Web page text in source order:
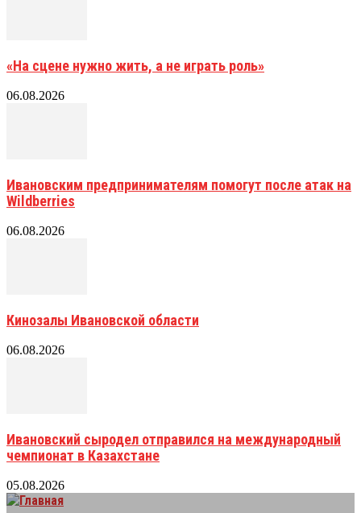
«На сцене нужно жить, а не играть роль»
06.08.2026
Ивановским предпринимателям помогут после атак на
Wildberries
06.08.2026
Кинозалы Ивановской области
06.08.2026
Ивановский сыродел отправился на международный
чемпионат в Казахстане
05.08.2026